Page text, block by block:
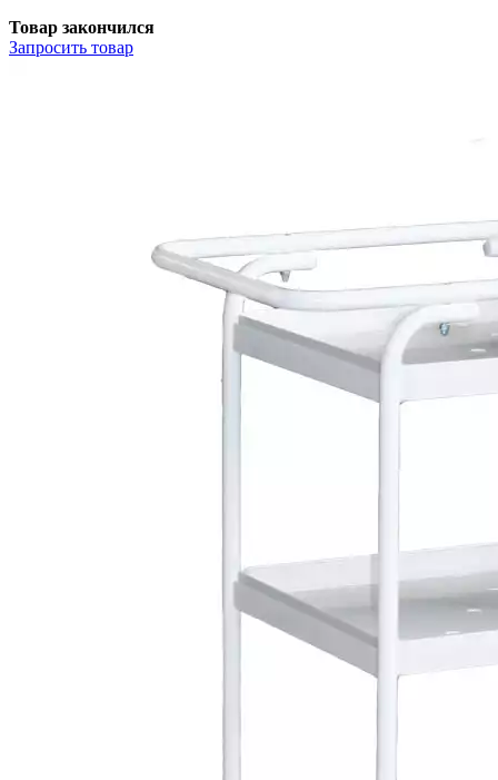
Товар закончился
Запросить товар